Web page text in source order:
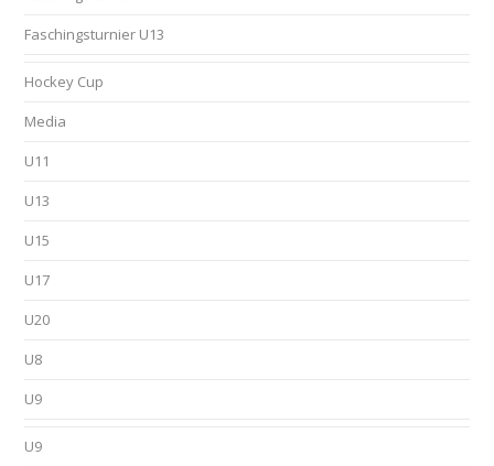
Faschingsturnier U13
Hockey Cup
Media
U11
U13
U15
U17
U20
U8
U9
U9